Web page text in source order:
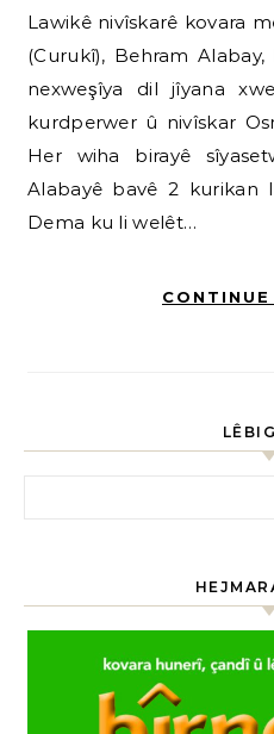
Lawikê nivîskarê kovara me rehmetî Osman Alabay
(Curukî), Behram
nexweşîya dil jîyana
kurdperwer û nivîskar
Her wiha birayê
Alabayê bavê 2 kurikan
Dema ku li welêt…